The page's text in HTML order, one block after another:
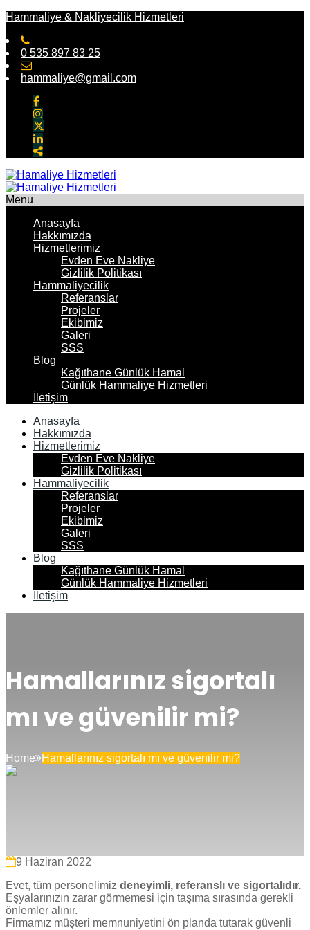
Hammaliye & Nakliyecilik Hizmetleri
0 535 897 83 25
hammaliye@gmail.com
Menu
Anasayfa
Hakkımızda
Hizmetlerimiz
Evden Eve Nakliye
Gizlilik Politikası
Hammaliyecilik
Referanslar
Projeler
Ekibimiz
Galeri
SSS
Blog
Kağıthane Günlük Hamal
Günlük Hammaliye Hizmetleri
İletişim
Anasayfa
Hakkımızda
Hizmetlerimiz
Evden Eve Nakliye
Gizlilik Politikası
Hammaliyecilik
Referanslar
Projeler
Ekibimiz
Galeri
SSS
Blog
Kağıthane Günlük Hamal
Günlük Hammaliye Hizmetleri
İletişim
Hamallarınız sigortalı
mı ve güvenilir mi?
Home Hamallarınız sigortalı mı ve güvenilir mi?
9 Haziran 2022
Evet, tüm personelimiz deneyimli, referanslı ve sigortalıdır.
Eşyalarınızın zarar görmemesi için taşıma sırasında gerekli
önlemler alınır.
Firmamız müşteri memnuniyetini ön planda tutarak güvenli